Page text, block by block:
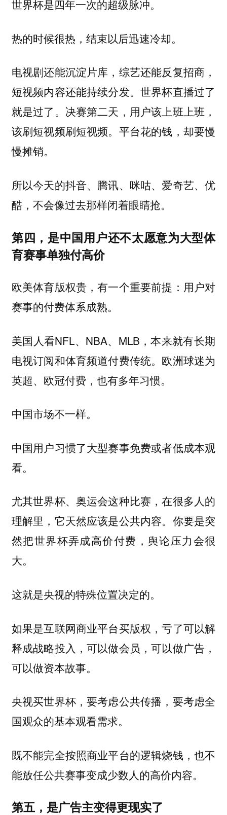
世界杯是四年一次的超级脉冲。
热的时候很热，结束以后迅速冷却。
电视剧还能沉淀片库，综艺还能反复招商，
短视频内容还能持续分发。世界杯直播过了
就是过了。决赛第二天，用户该上班上班，
该刷短视频刷短视频。平台花的钱，却要慢
慢摊销。
所以今天的抖音、腾讯、咪咕、爱奇艺、优
酷，不会像过去那样闭着眼睛抢。
第四，是中国用户还不太愿意为大型体
育赛事单独付高价
欧美体育版权贵，有一个重要前提：用户对
赛事的付费体系成熟。
美国人看NFL、NBA、MLB，本来就有长期
电视订阅和体育频道付费传统。欧洲球迷为
英超、欧冠付费，也有多年习惯。
中国市场不一样。
中国用户习惯了大型赛事免费或者低成本观
看。
尤其世界杯、奥运会这种比赛，在很多人的
理解里，它天然应该是公共内容。你要是突
然把世界杯弄成高价付费，舆论压力会很
大。
这就是央视的特殊位置决定的。
如果是互联网商业平台买版权，亏了可以解
释成战略投入，可以做会员，可以做广告，
可以做资本故事。
央视买世界杯，要考虑公共传播，要考虑全
国观众的基本观看需求。
既不能完全按照商业平台的逻辑烧钱，也不
能放任公共赛事变成少数人的高价内容。
第五，是广告主变得更现实了